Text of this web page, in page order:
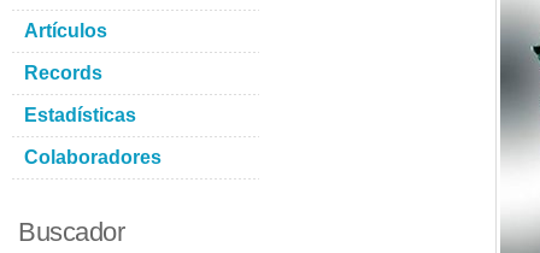
Artículos
Records
Estadísticas
Colaboradores
Buscador